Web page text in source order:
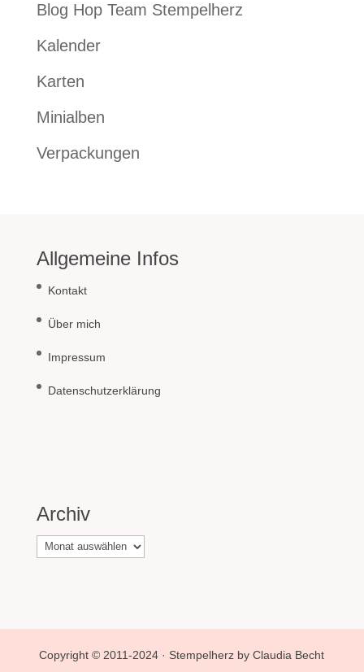
Blog Hop Team Stempelherz
Kalender
Karten
Minialben
Verpackungen
Allgemeine Infos
Kontakt
Über mich
Impressum
Datenschutzerklärung
Archiv
Archiv
Copyright © 2011-2024 · Stempelherz by Claudia Becht